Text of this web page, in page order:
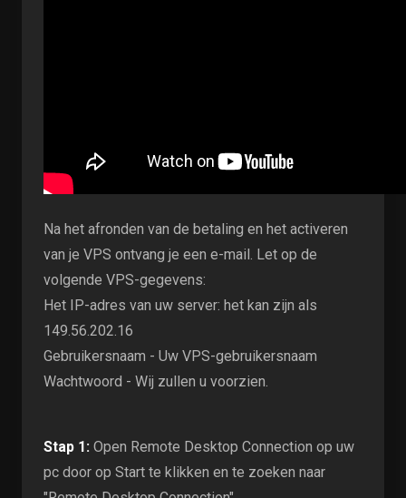
Na het afronden van de betaling en het activeren
van je VPS ontvang je een e-mail. Let op de
volgende VPS-gegevens:
Het IP-adres van uw server: het kan zijn als
149.56.202.16
Gebruikersnaam - Uw VPS-gebruikersnaam
Wachtwoord - Wij zullen u voorzien.
Stap 1: Open Remote Desktop Connection op uw
pc door op Start te klikken en te zoeken naar